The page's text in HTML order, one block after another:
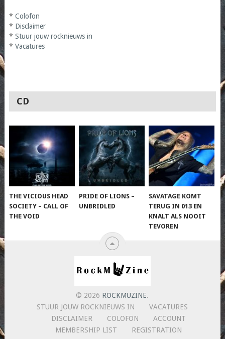
* Colofon
* Disclaimer
* Stuur jouw rocknieuws in
* Vacatures
CD
THE VICIOUS HEAD
SOCIETY – CALL OF
THE VOID
PRIDE OF LIONS –
UNBRIDLED
SAVATAGE KOMT
TERUG IN 013 EN
KNALT ALS NOOIT
TEVOREN
© 2026 ROCKMUZINE.
STUUR JOUW ROCKNIEUWS IN
VACATURES
DISCLAIMER
COLOFON
ACCOUNT
MEMBERSHIP LIST
REGISTRATION